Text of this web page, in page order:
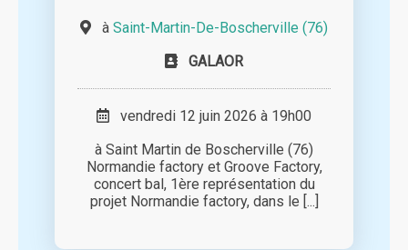
à Saint-Martin-De-Boscherville (76)
GALAOR
vendredi 12 juin 2026 à 19h00
à Saint Martin de Boscherville (76)
Normandie factory et Groove Factory,
concert bal, 1ère représentation du
projet Normandie factory, dans le [...]